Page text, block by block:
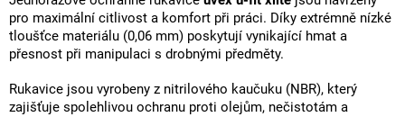
pro maximální citlivost a komfort při práci. Díky extrémně nízké
tloušťce materiálu (0,06 mm) poskytují vynikající hmat a
přesnost při manipulaci s drobnými předměty.
Rukavice jsou vyrobeny z nitrilového kaučuku (NBR), který
zajišťuje spolehlivou ochranu proti olejům, nečistotám a